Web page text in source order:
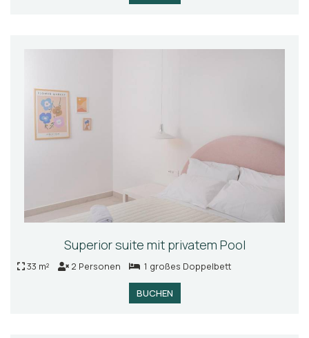
Superior suite mit privatem Pool
33 m² 2 Personen 1 großes Doppelbett
BUCHEN